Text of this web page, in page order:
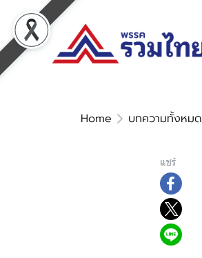
Home บทความทั้งหมด
แชร์